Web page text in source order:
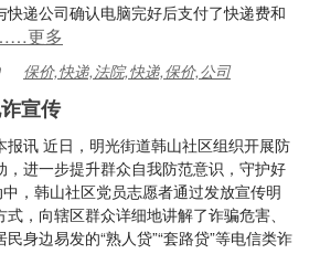
快递公司确认电脑完好后支付了快递费和
更多
保价,快递,法院,快递,保价,公司
宣传
报讯 近日，明光街道韩山社区组织开展防
，进一步提升群众自我防范意识，守护好
中，韩山社区党员志愿者通过发放宣传明
，向辖区群众详细地讲解了诈骗危害、
身边易发的“熟人贷”“套路贷”等电信类诈